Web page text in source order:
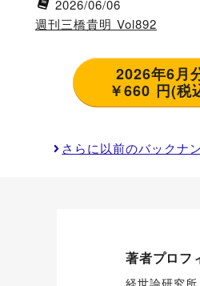
2026/06/06
週刊三橋貴明 Vol892
2026年6月
￥660
さらに以前のバックナ
著者プロフ
経世論研究